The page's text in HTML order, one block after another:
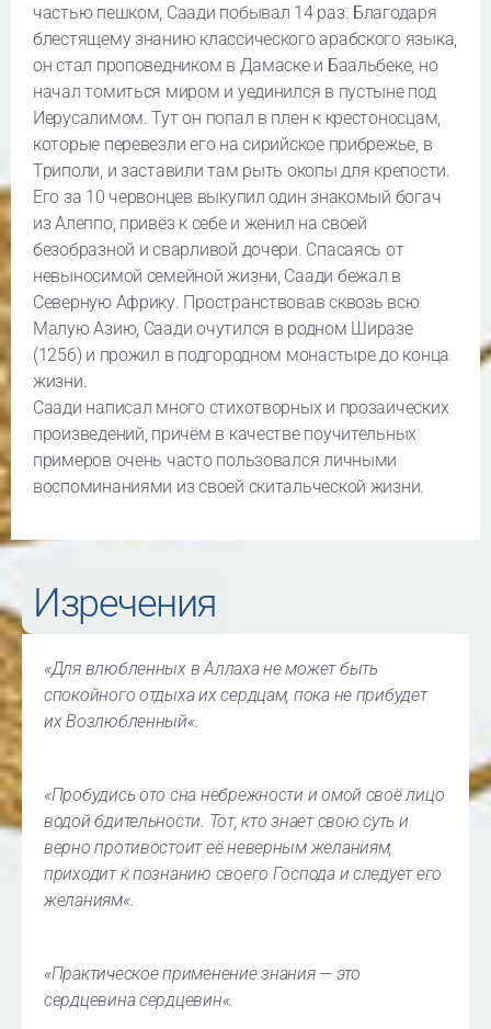
частью пешком, Саади побывал 14 раз. Благодаря
блестящему знанию классического арабского языка,
он стал проповедником в Дамаске и Баальбеке, но
начал томиться миром и уединился в пустыне под
Иерусалимом. Тут он попал в плен к крестоносцам,
которые перевезли его на сирийское прибрежье, в
Триполи, и заставили там рыть окопы для крепости.
Его за 10 червонцев выкупил один знакомый богач
из Алеппо, привёз к себе и женил на своей
безобразной и сварливой дочери. Спасаясь от
невыносимой семейной жизни, Саади бежал в
Северную Африку. Пространствовав сквозь всю
Малую Азию, Саади очутился в родном Ширазе
(1256) и прожил в подгородном монастыре до конца
жизни.
Саади написал много стихотворных и прозаических
произведений, причём в качестве поучительных
примеров очень часто пользовался личными
воспоминаниями из своей скитальческой жизни.
Изречения
«Для влюбленных в Аллаха не может быть
спокойного отдыха их сердцам, пока не прибудет
их Возлюбленный«.
«Пробудись ото сна небрежности и омой своё лицо
водой бдительности. Тот, кто знает свою суть и
верно противостоит её неверным желаниям,
приходит к познанию своего Господа и следует его
желаниям«.
«Практическое применение знания — это
сердцевина сердцевин«.